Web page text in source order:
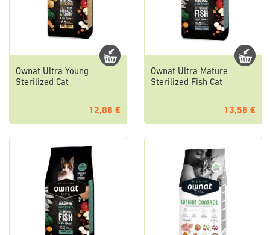
Ownat Ultra Young
Sterilized Cat
12,88 €
Ownat Ultra Mature
Sterilized Fish Cat
13,58 €